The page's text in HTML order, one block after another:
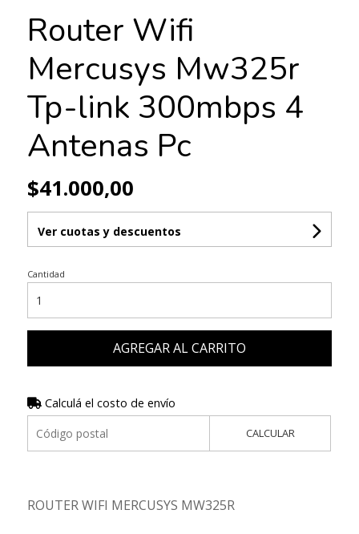
Router Wifi
Mercusys Mw325r
Tp-link 300mbps 4
Antenas Pc
$41.000,00
Ver cuotas y descuentos
Cantidad
AGREGAR AL CARRITO
Calculá el costo de envío
CALCULAR
ROUTER WIFI MERCUSYS MW325R